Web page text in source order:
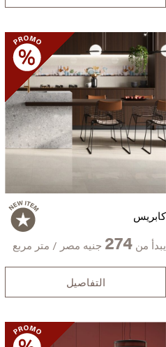
كابريس
يبدأ من 274 جنيه مصر / متر مربع
التفاصيل